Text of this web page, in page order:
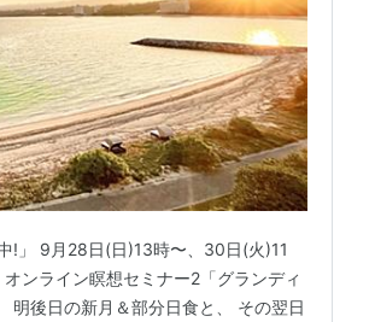
!」 9月28日(日)13時〜、30日(火)11
ンライン瞑想セミナー2「グランディ
明後日の新月＆部分日食と、 その翌日